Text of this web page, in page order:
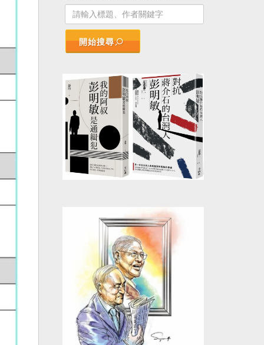
開始搜尋